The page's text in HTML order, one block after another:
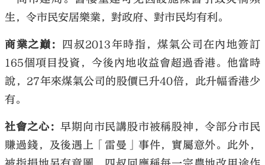
生，令市民安居樂業，對政府、對市民均有利。
商業之巔：
四叔2013年時指，煤氣公司在內地簽訂
165個項目投資，今後內地收益會超過香港。他當時
說，27年來煤氣公司的股價已升40倍，此升幅香港少
有。
社會之心：早期向市民講股市被稱股神，令部分市民
賺過錢，及後遇上「雷曼」事件，實屬意外。此外，